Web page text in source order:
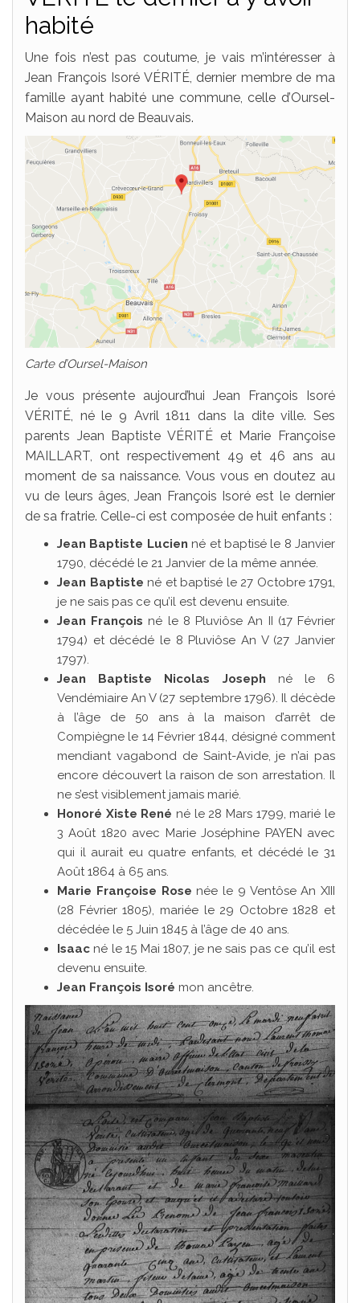
habité
Une fois n’est pas coutume, je vais m’intéresser à
Jean François Isoré VÉRITÉ, dernier membre de ma
famille ayant habité une commune, celle d’Oursel-
Maison au nord de Beauvais.
Carte d’Oursel-Maison
Je vous présente aujourd’hui Jean François Isoré
VÉRITÉ, né le 9 Avril 1811 dans la dite ville. Ses
parents Jean Baptiste VÉRITÉ et Marie Françoise
MAILLART, ont respectivement 49 et 46 ans au
moment de sa naissance. Vous vous en doutez au
vu de leurs âges, Jean François Isoré est le dernier
de sa fratrie. Celle-ci est composée de huit enfants :
Jean Baptiste Lucien né et baptisé le 8 Janvier
1790, décédé le 21 Janvier de la même année.
Jean Baptiste né et baptisé le 27 Octobre 1791,
je ne sais pas ce qu’il est devenu ensuite.
Jean François né le 8 Pluviôse An II (17 Février
1794) et décédé le 8 Pluviôse An V (27 Janvier
1797).
Jean Baptiste Nicolas Joseph né le 6
Vendémiaire An V (27 septembre 1796). Il décède
à l’âge de 50 ans à la maison d’arrêt de
Compiègne le 14 Février 1844, désigné comment
mendiant vagabond de Saint-Avide, je n’ai pas
encore découvert la raison de son arrestation. Il
ne s’est visiblement jamais marié.
Honoré Xiste René né le 28 Mars 1799, marié le
3 Août 1820 avec Marie Joséphine PAYEN avec
qui il aurait eu quatre enfants, et décédé le 31
Août 1864 à 65 ans.
Marie Françoise Rose née le 9 Ventôse An XIII
(28 Février 1805), mariée le 29 Octobre 1828 et
décédée le 5 Juin 1845 à l’âge de 40 ans.
Isaac né le 15 Mai 1807, je ne sais pas ce qu’il est
devenu ensuite.
Jean François Isoré mon ancêtre.